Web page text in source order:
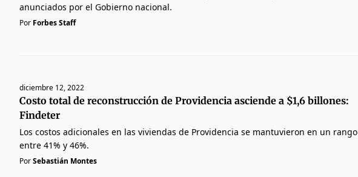
anunciados por el Gobierno nacional.
Por Forbes Staff
diciembre 12, 2022
Costo total de reconstrucción de Providencia asciende a $1,6 billones:
Findeter
Los costos adicionales en las viviendas de Providencia se mantuvieron en un rango
entre 41% y 46%.
PorSebastián Montes